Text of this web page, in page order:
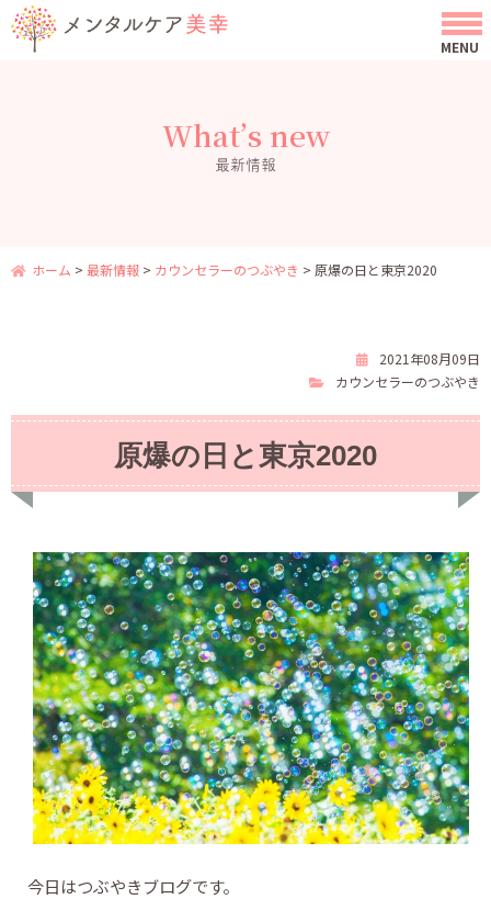
What’s new
最新情報
ホーム > 最新情報 > カウンセラーのつぶやき > 原爆の日と東京2020
2021年08月09日
カウンセラーのつぶやき
原爆の日と東京2020
今日はつぶやきブログです。